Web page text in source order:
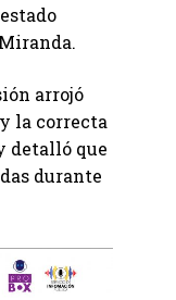
arrojó
la correcta
detalló que
durante